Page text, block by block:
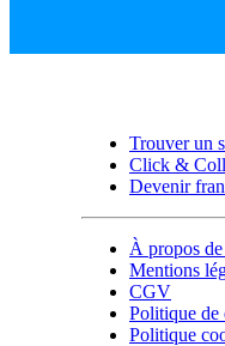
Trouver un
Click &
Devenir
À propos
Mentions
CGV
Politique de
Politique